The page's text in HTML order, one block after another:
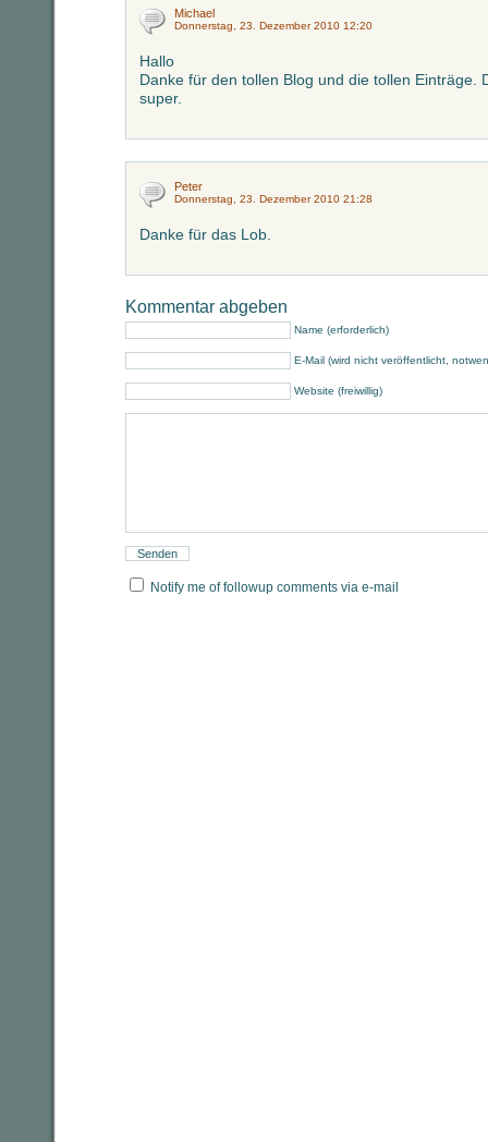
Michael
Donnerstag, 23. Dezember 2010 12:20
Hallo
Danke für den tollen Blog und die tollen Einträge.
super.
Peter
Donnerstag, 23. Dezember 2010 21:28
Danke für das Lob.
Kommentar abgeben
Name (erforderlich)
E-Mail (wird nicht veröffentlicht,
Website (freiwillig)
Notify me of followup comments via e-mail